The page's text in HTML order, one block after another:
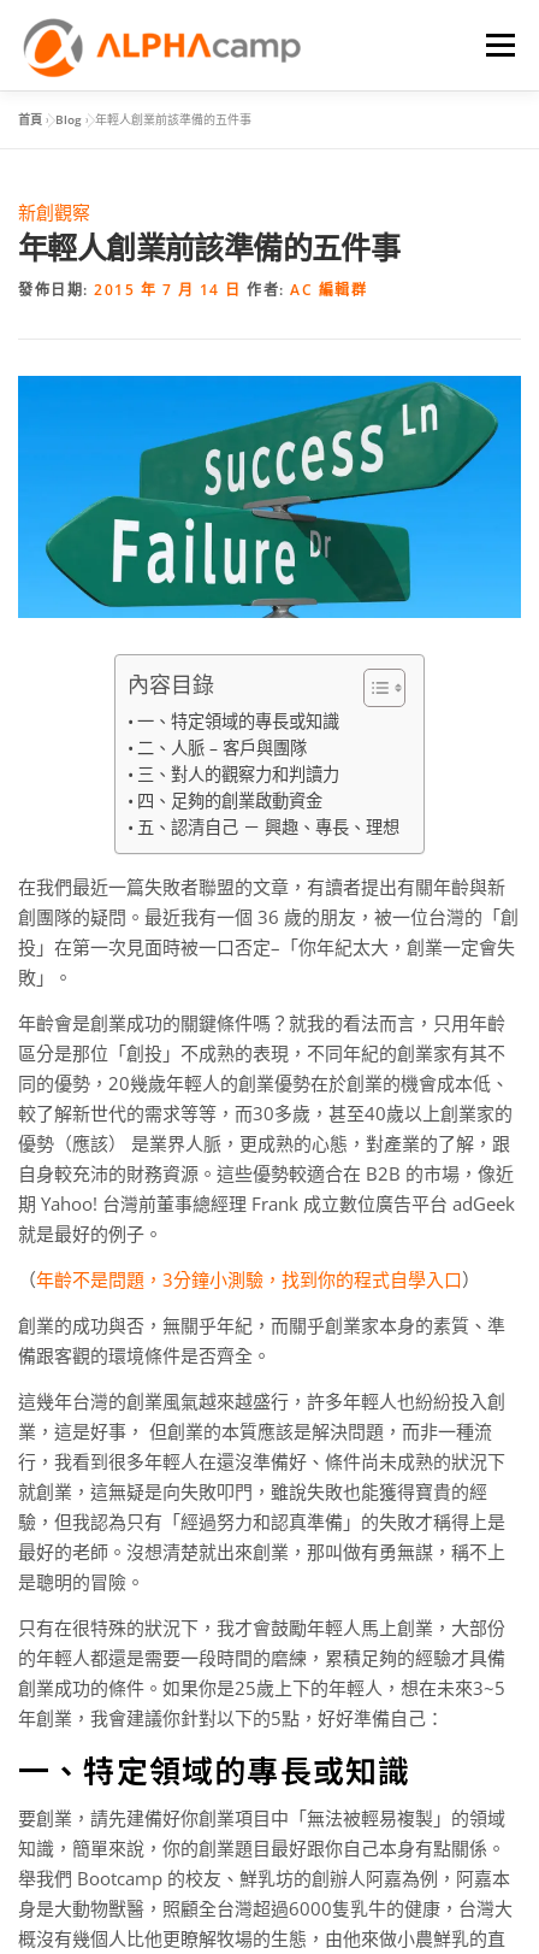
選單
FAQ
首頁 »Blog »年輕人創業前該準備的五件事
新創觀察
年輕人創業前該準備的五件事
發佈日期: 2015 年 7 月 14 日 作者: AC 編輯群
內容目錄
一、特定領域的專長或知識
二、人脈 – 客戶與團隊
三、對人的觀察力和判讀力
四、足夠的創業啟動資金
五、認清自己 － 興趣、專長、理想
在我們最近一篇失敗者聯盟的文章，有讀者提出有關年齡與新
創團隊的疑問。最近我有一個 36 歲的朋友，被一位台灣的「創
投」在第一次見面時被一口否定–「你年紀太大，創業一定會失
敗」。
年齡會是創業成功的關鍵條件嗎？就我的看法而言，只用年齡
區分是那位「創投」不成熟的表現，不同年紀的創業家有其不
同的優勢，20幾歲年輕人的創業優勢在於創業的機會成本低、
較了解新世代的需求等等，而30多歲，甚至40歲以上創業家的
優勢（應該） 是業界人脈，更成熟的心態，對產業的了解，跟
自身較充沛的財務資源。這些優勢較適合在 B2B 的市場，像近
期 Yahoo! 台灣前董事總經理 Frank 成立數位廣告平台 adGeek
就是最好的例子。
（年齡不是問題，3分鐘小測驗，找到你的程式自學入口）
創業的成功與否，無關乎年紀，而關乎創業家本身的素質、準
備跟客觀的環境條件是否齊全。
這幾年台灣的創業風氣越來越盛行，許多年輕人也紛紛投入創
業，這是好事， 但創業的本質應該是解決問題，而非一種流
行，我看到很多年輕人在還沒準備好、條件尚未成熟的狀況下
就創業，這無疑是向失敗叩門，雖說失敗也能獲得寶貴的經
驗，但我認為只有「經過努力和認真準備」的失敗才稱得上是
最好的老師。沒想清楚就出來創業，那叫做有勇無謀，稱不上
是聰明的冒險。
只有在很特殊的狀況下，我才會鼓勵年輕人馬上創業，大部份
的年輕人都還是需要一段時間的磨練，累積足夠的經驗才具備
創業成功的條件。如果你是25歲上下的年輕人，想在未來3~5
年創業，我會建議你針對以下的5點，好好準備自己：
一、特定領域的專長或知識
要創業，請先建備好你創業項目中「無法被輕易複製」的領域
知識，簡單來說，你的創業題目最好跟你自己本身有點關係。
舉我們 Bootcamp 的校友、鮮乳坊的創辦人阿嘉為例，阿嘉本
身是大動物獸醫，照顧全台灣超過6000隻乳牛的健康，台灣大
概沒有幾個人比他更瞭解牧場的生態，由他來做小農鮮乳的直